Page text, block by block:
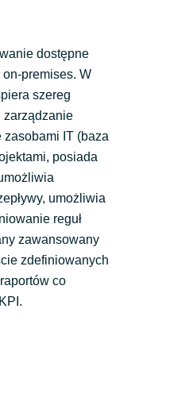
dostępne
premises. W
szereg
zarządzanie
IT (baza
posiada
umożliwia
reguł
zawansowany
zdefiniowanych
co